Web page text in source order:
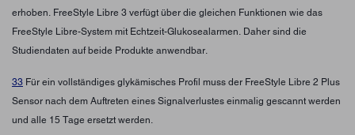
erhoben. FreeStyle Libre 3 verfügt über die gleichen Funktionen wie das
FreeStyle Libre-System mit Echtzeit-Glukosealarmen. Daher sind die
Studiendaten auf beide Produkte anwendbar.
33 Für ein vollständiges glykämisches Profil muss der FreeStyle Libre 2 Plus
Sensor nach dem Auftreten eines Signalverlustes einmalig gescannt werden
und alle 15 Tage ersetzt werden.